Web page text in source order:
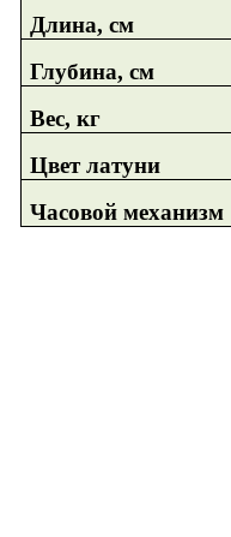
Длина, см
Глубина, см
Вес, кг
Цвет латуни
Часовой механизм